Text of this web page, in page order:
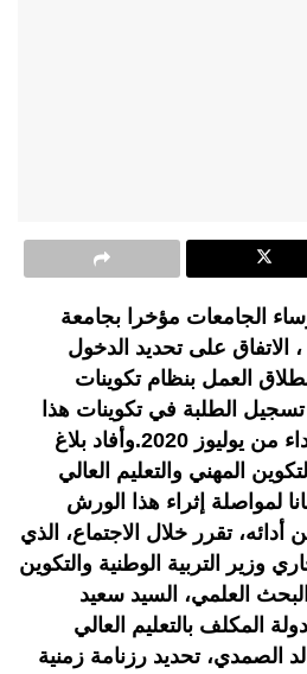
الجامعات مؤخرا بجامعة
الاتفاق على تحديد الدخول
موعدا لانطلاق العمل بنظام تكوينات
تسجيل الطلبة في تكوينات هذا
النظام الجديد للإجازة ابتداء من يوليوز 2020.وأفاد بلاغ
المهني والتعليم العالي
لمواصلة إثراء هذا الورش
أدائه، تقرر خلال الاجتماع، الذي
الجاري وزير التربية الوطنية والتكوين
العلمي، السيد سعيد
المكلف بالتعليم العالي
الصمدي، تحديد رزنامة زمنية